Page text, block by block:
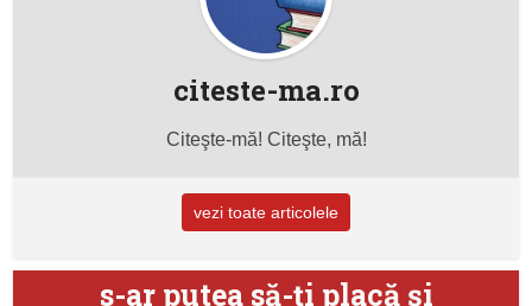
citeste-ma.ro
Citeşte-mă! Citeşte, mă!
vezi toate articolele
s-ar putea să-ţi placă şi